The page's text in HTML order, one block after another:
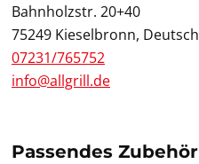
Bahnholzstr. 20+40
75249 Kieselbronn,
07231/765752
info@allgrill.de
Passendes